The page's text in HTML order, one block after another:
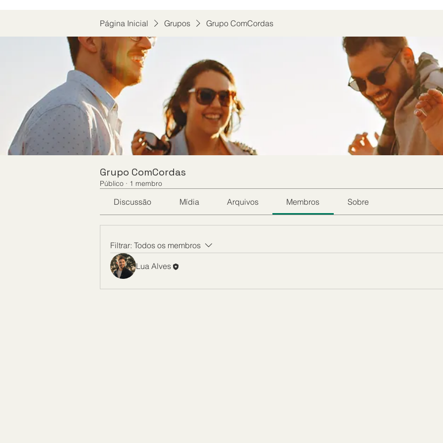
Página Inicial Grupos Grupo ComCordas
Grupo ComCordas
Público · 1 membro
Discussão Mídia Arquivos Membros Sobre
Filtrar: Todos os membros
Lua Alves